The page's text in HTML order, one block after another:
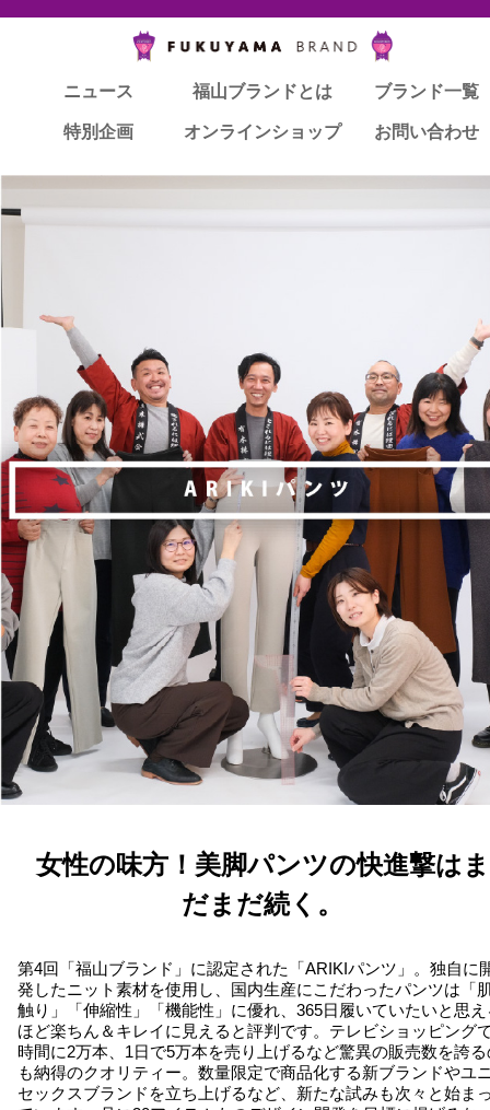
ニュース 福山ブランドとは ブランド一覧
特別企画 オンラインショップ お問い合わせ
女性の味方！美脚パンツの快進撃はま
だまだ続く。
第4回「福山ブランド」に認定された「ARIKIパンツ」。独自に
発したニット素材を使用し、国内生産にこだわったパンツは「
触り」「伸縮性」「機能性」に優れ、365日履いていたいと思え
ほど楽ちん＆キレイに見えると評判です。テレビショッピング
時間に2万本、1日で5万本を売り上げるなど驚異の販売数を誇る
も納得のクオリティー。数量限定で商品化する新ブランドやユ
セックスブランドを立ち上げるなど、新たな試みも次々と始ま